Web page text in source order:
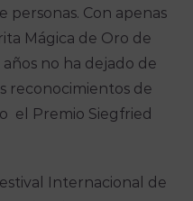
personas. Con apenas
Mágica de Oro de
no ha dejado de
reconocimientos de
el Premio Siegfried
Internacional de